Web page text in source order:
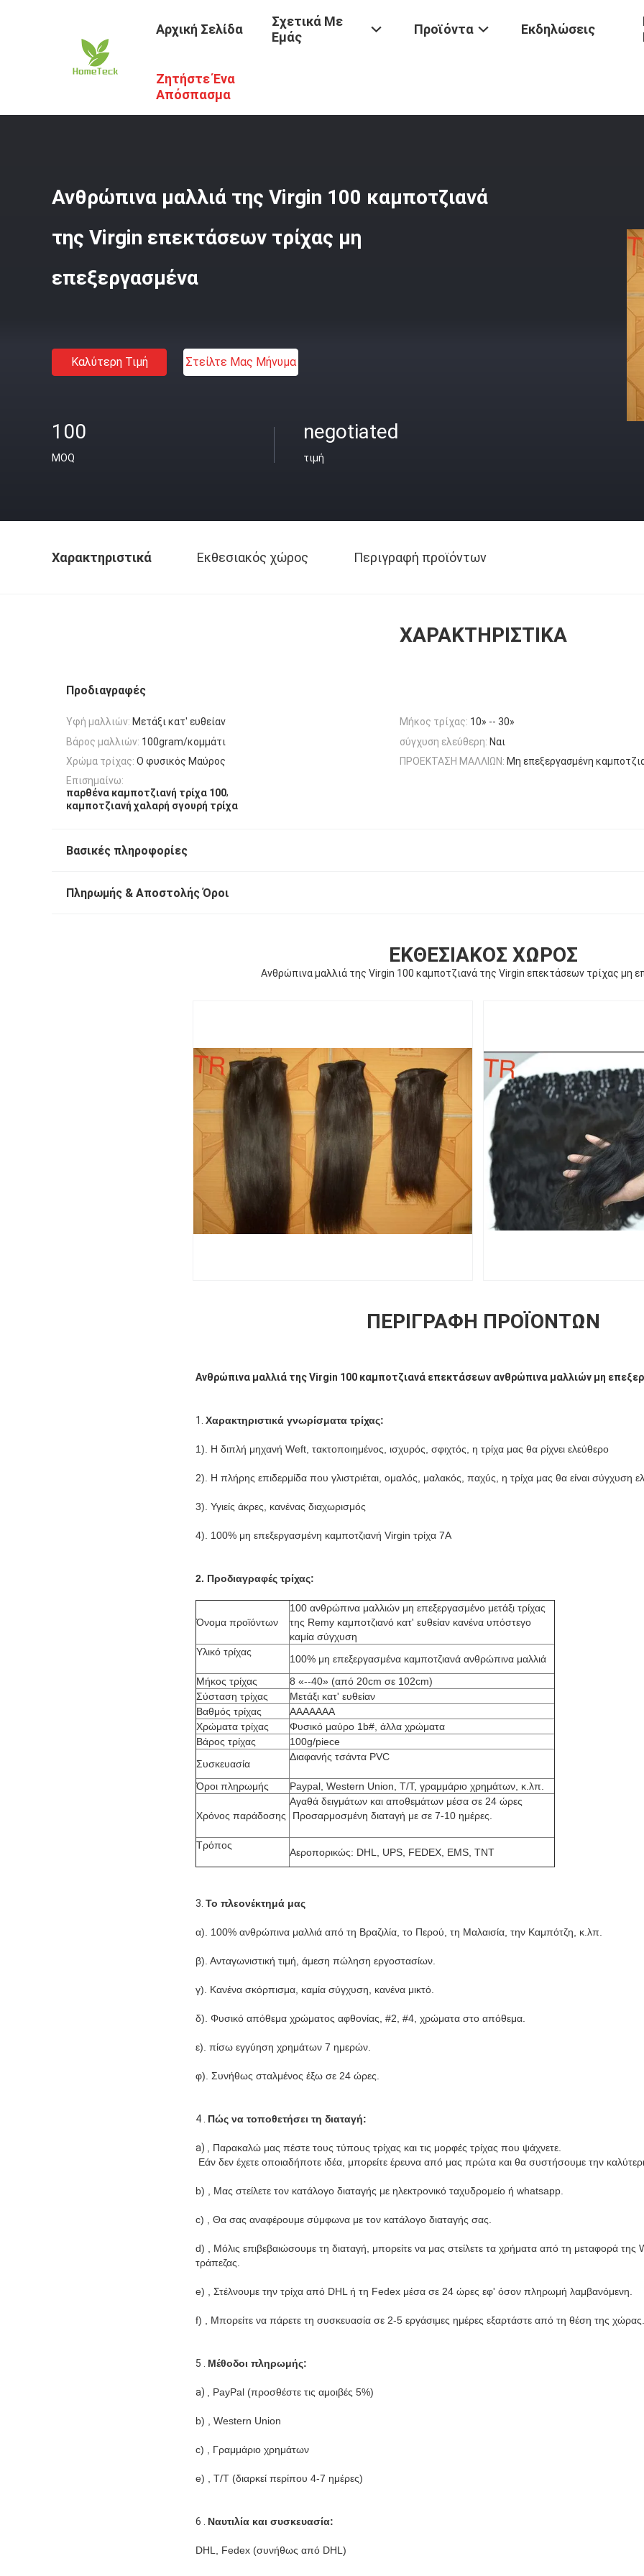
Αρχική Σελίδα
Σχετικά Με
Εμάς
Προϊόντα Εκδηλώσεις
Ζητήστε Ένα
Απόσπασμα
Αρχική Σελίδα Προϊόντα / Καμποτζιανή Τρίχα Της Virgin
Ανθρώπινα μαλλιά της Virgin 100 καμποτζιανά
της Virgin επεκτάσεων τρίχας μη
επεξεργασμένα
Καλύτερη Τιμή Στείλτε Μας Μήνυμα
100
MOQ
negotiated
τιμή
Χαρακτηριστικά Εκθεσιακός χώρος Περιγραφή προϊόντων
ΧΑΡΑΚΤΗΡΙΣΤΙΚΆ
Προδιαγραφές
Υφή μαλλιών: Μετάξι κατ' ευθείαν Μήκος τρίχας: 10» -- 30»
Βάρος μαλλιών: 100gram/κομμάτι σύγχυση ελεύθερη: Ναι
Χρώμα τρίχας: Ο φυσικός Μαύρος ΠΡΟΕΚΤΑΣΗ ΜΑΛΛΙΩΝ: Μη επεξεργασμένη
Επισημαίνω:
παρθένα καμποτζιανή τρίχα 100,
καμποτζιανή χαλαρή σγουρή τρίχα
Βασικές πληροφορίες
Πληρωμής & Αποστολής Όροι
ΕΚΘΕΣΙΑΚΌΣ ΧΏΡΟΣ
Ανθρώπινα μαλλιά της Virgin 100 καμποτζιανά της Virgin επεκτάσεων τρίχας μη
ΠΕΡΙΓΡΑΦΉ ΠΡΟΪΌΝΤΩΝ
Ανθρώπινα μαλλιά της Virgin 100 καμποτζιανά επεκτάσεων ανθρώπινα μαλλιών μη
1. Χαρακτηριστικά γνωρίσματα τρίχας:
1). Η διπλή μηχανή Weft, τακτοποιημένος, ισχυρός, σφιχτός, η τρίχα μας θα ρίχνει ελεύθερο
2). Η πλήρης επιδερμίδα που γλιστριέται, ομαλός, μαλακός, παχύς, η τρίχα μας θα είναι σύγχυση
3). Υγιείς άκρες, κανένας διαχωρισμός
4). 100% μη επεξεργασμένη καμποτζιανή Virgin τρίχα 7A
2. Προδιαγραφές τρίχας:
Όνομα προϊόντων
100 ανθρώπινα μαλλιών μη επεξεργασμένο μετάξι τρίχας
της Remy καμποτζιανό κατ' ευθείαν κανένα υπόστεγο
καμία σύγχυση
Υλικό τρίχας
100% μη επεξεργασμένα καμποτζιανά ανθρώπινα μαλλιά
Μήκος τρίχας
8 «--40» (από 20cm σε 102cm)
Σύσταση τρίχας
Μετάξι κατ' ευθείαν
Βαθμός τρίχας
AAAAAAA
Χρώματα τρίχας
Φυσικό μαύρο 1b#, άλλα χρώματα
Βάρος τρίχας
100g/piece
Συσκευασία
Διαφανής τσάντα PVC
Όροι πληρωμής Paypal, Western Union, T/T, γραμμάριο χρημάτων, κ.λπ.
Χρόνος παράδοσης
Αγαθά δειγμάτων και αποθεμάτων μέσα σε 24 ώρες
Προσαρμοσμένη διαταγή με σε 7-10 ημέρες.
Τρόπος
Αεροπορικώς: DHL, UPS, FEDEX, EMS, TNT
3. Το πλεονέκτημά μας
α). 100% ανθρώπινα μαλλιά από τη Βραζιλία, το Περού, τη Μαλαισία, την Καμπότζη, κ.λπ.
β). Ανταγωνιστική τιμή, άμεση πώληση εργοστασίων.
γ). Κανένα σκόρπισμα, καμία σύγχυση, κανένα μικτό.
δ). Φυσικό απόθεμα χρώματος αφθονίας, #2, #4, χρώματα στο απόθεμα.
ε). πίσω εγγύηση χρημάτων 7 ημερών.
φ). Συνήθως σταλμένος έξω σε 24 ώρες.
4 . Πώς να τοποθετήσει τη διαταγή:
a)
, Παρακαλώ μας πέστε τους τύπους τρίχας και τις μορφές τρίχας που ψάχνετε.
Εάν δεν έχετε οποιαδήποτε ιδέα, μπορείτε έρευνα από μας πρώτα και θα συστήσουμε την
b) , Μας στείλετε τον κατάλογο διαταγής με ηλεκτρονικό ταχυδρομείο ή whatsapp.
c) , Θα σας αναφέρουμε σύμφωνα με τον κατάλογο διαταγής σας.
d) , Μόλις επιβεβαιώσουμε τη διαταγή, μπορείτε να μας στείλετε τα χρήματα από τη μεταφορά
τράπεζας.
e) , Στέλνουμε την τρίχα από DHL ή τη Fedex μέσα σε 24 ώρες εφ' όσον πληρωμή λαμβανόμενη.
f) , Μπορείτε να πάρετε τη συσκευασία σε 2-5 εργάσιμες ημέρες εξαρτάστε από τη θέση της χώρας.
5 . Μέθοδοι πληρωμής:
a) , PayPal (προσθέστε τις αμοιβές 5%)
b) , Western Union
c) , Γραμμάριο χρημάτων
e) , T/T (διαρκεί περίπου 4-7 ημέρες)
6 . Ναυτιλία και συσκευασία:
DHL, Fedex (συνήθως από DHL)